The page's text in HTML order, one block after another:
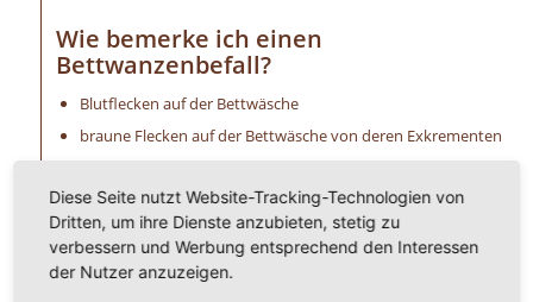
Wie bemerke ich einen
Bettwanzenbefall?
Blutflecken auf der Bettwäsche
braune Flecken auf der Bettwäsche von deren Exkrementen
extreme Schwellungen (Bisse) an der Haut
allergische Reaktionen, wie Hautirritationen u. a.
unangenehmer Juckreiz
Diese Seite nutzt Website-Tracking-Technologien von
Dritten, um ihre Dienste anzubieten, stetig zu
verbessern und Werbung entsprechend den Interessen
der Nutzer anzuzeigen.